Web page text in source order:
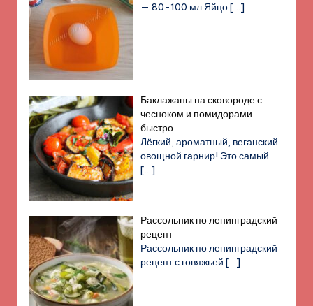
— 80-100 мл Яйцо[…]
Баклажаны на сковороде с
чесноком и помидорами
быстро
Лёгкий, ароматный, веганский
овощной гарнир! Это самый
[…]
Рассольник по ленинградский
рецепт
Рассольник по ленинградский
рецепт с говяжьей[…]